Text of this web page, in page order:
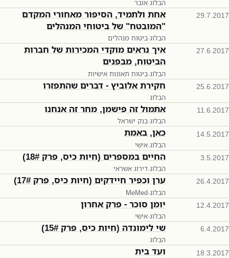
הבלוג·אובר
29.7.2017
אחת ולתמיד, הסיפור מאחורי המקדם
"המובטח" של ביטוחי המנהלים
הבלוג·ביטוח מנהלים
27.6.2017
איך נראים מוקדי המכירות של חברות
הביטוח, מבפנים
הבלוג·ביטוח תאונות אישיות
25.6.2017 חקירת אלוביץ - דברים שהתפזרו
הבלוג
11.6.2017 אתמול זה פישמן, מחר זה אנחנו
הבלוג·בנק ישראל
14.5.2017 כאן, באמת
הבלוג·אישי
3.5.2017 החיים במספרים (חיות כיס, פרק 18#)
הבלוג·דירוג אשראי
26.4.2017 ערן וכפיר חיידקים (חיות כיס, פרק 17#)
הבלוג·
MeMed
12.4.2017 יומן סוכר - פרק אחרון
הבלוג·אישי
6.4.2017 שי לימונדה (חיות כיס, פרק 15#)
הבלוג
18.3.2017 ועד בית